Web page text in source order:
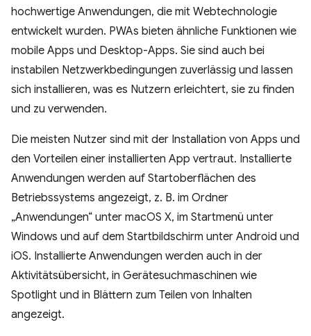
hochwertige Anwendungen, die mit Webtechnologie
entwickelt wurden. PWAs bieten ähnliche Funktionen wie
mobile Apps und Desktop-Apps. Sie sind auch bei
instabilen Netzwerkbedingungen zuverlässig und lassen
sich installieren, was es Nutzern erleichtert, sie zu finden
und zu verwenden.
Die meisten Nutzer sind mit der Installation von Apps und
den Vorteilen einer installierten App vertraut. Installierte
Anwendungen werden auf Startoberflächen des
Betriebssystems angezeigt, z. B. im Ordner
„Anwendungen“ unter macOS X, im Startmenü unter
Windows und auf dem Startbildschirm unter Android und
iOS. Installierte Anwendungen werden auch in der
Aktivitätsübersicht, in Gerätesuchmaschinen wie
Spotlight und in Blättern zum Teilen von Inhalten
angezeigt.